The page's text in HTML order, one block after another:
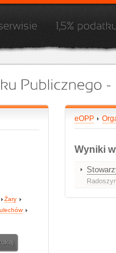
Żary
eOPP
Wyniki